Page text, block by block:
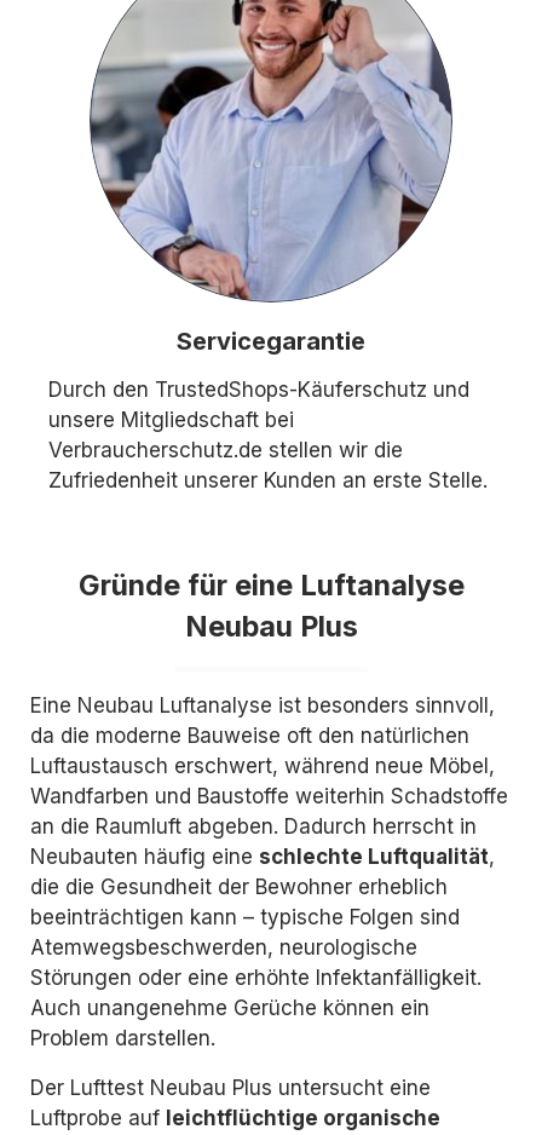
Servicegarantie
Durch den TrustedShops-Käuferschutz und
unsere Mitgliedschaft bei
Verbraucherschutz.de stellen wir die
Zufriedenheit unserer Kunden an erste Stelle.
Gründe für eine Luftanalyse
Neubau Plus
Eine Neubau Luftanalyse ist besonders sinnvoll,
da die moderne Bauweise oft den natürlichen
Luftaustausch erschwert, während neue Möbel,
Wandfarben und Baustoffe weiterhin Schadstoffe
an die Raumluft abgeben. Dadurch herrscht in
Neubauten häufig eine schlechte Luftqualität,
die die Gesundheit der Bewohner erheblich
beeinträchtigen kann – typische Folgen sind
Atemwegsbeschwerden, neurologische
Störungen oder eine erhöhte Infektanfälligkeit.
Auch unangenehme Gerüche können ein
Problem darstellen.
Der Lufttest Neubau Plus untersucht eine
Luftprobe auf leichtflüchtige organische